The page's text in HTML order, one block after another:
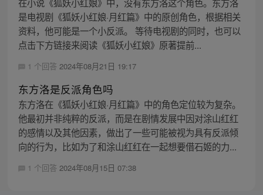
是电视剧《狐妖小红娘·月红篇》中的原创角色，根据相关
资料，他可能是一个小反派。 等待电视剧的同时，也可以
点击下方链接来阅读《狐妖小红娘》原著提前...
1 个回答 2024年08月21日 19:17
东方洛是反派角色吗
东方洛在《狐妖小红娘·月红篇》中的角色定位较为复杂。
他最初并非纯粹的反派，而是在剧情发展中因对涂山红红
的感情以及其他因素，做出了一些可能被视为具有反派倾
向的行为，比如为了和涂山红红在一起想要借石姬的力...
1 个回答 2024年08月15日 07:38